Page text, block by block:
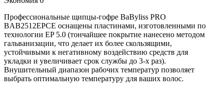
Профессиональные щипцы-гофре BaByliss PRO
BAB2512EPCE оснащены пластинами, изготовленными по
технологии EP 5.0 (тончайшее покрытие нанесено методом
гальванизации, что делает их более скользящими,
устойчивыми к негативному воздействию средств для
укладки и увеличивает срок службы до 3-х раз).
Внушительный диапазон рабочих температур позволяет
выбрать оптимальную температуру для ваших волос.